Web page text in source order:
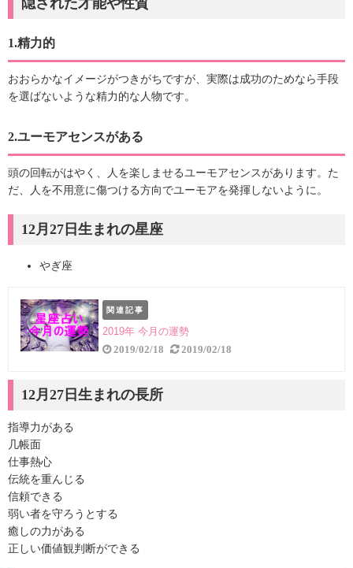
隠された才能や性質
1.精力的
おおらかなイメージがつきがちですが、実際は成功のためなら手段
を選ばないような精力的な人物です。
2.ユーモアセンスがある
頭の回転がはやく、人を楽しませるユーモアセンスがあります。た
だ、人を不用意に傷つける方向でユーモアを発揮しないように。
12月27日生まれの星座
やぎ座
関連記事
2019年 今月の運勢
2019/02/18 2019/02/18
12月27日生まれの長所
指導力がある
几帳面
仕事熱心
伝統を重んじる
信頼できる
弱い者を守ろうとする
癒しの力がある
正しい価値観判断ができる